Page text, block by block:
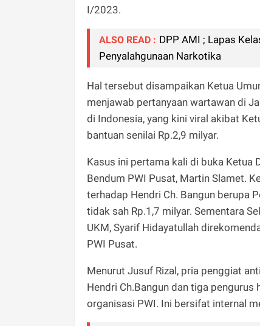
I/2023.
ALSO READ : DPP AMI ; Lapas
Penyalahgunaan Narkotika
Hal tersebut disampaikan Ketua
menjawab pertanyaan wartawan di
di Indonesia, yang kini viral akibat
bantuan senilai Rp.2,9 milyar.
Kasus ini pertama kali di buka Ketua
Bendum PWI Pusat, Martin Slamet.
terhadap Hendri Ch. Bangun berupa
tidak sah Rp.1,7 milyar. Sementara
UKM, Syarif Hidayatullah
PWI Pusat.
Menurut Jusuf Rizal, pria penggiat
Hendri Ch.Bangun dan tiga
organisasi PWI. Ini bersifat internal